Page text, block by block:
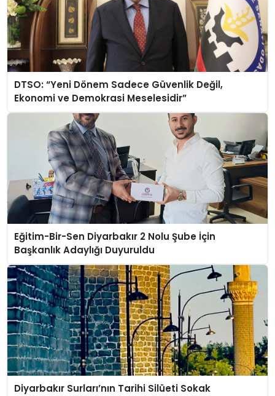
DTSO: “Yeni Dönem Sadece Güvenlik Değil,
Ekonomi ve Demokrasi Meselesidir”
Eğitim-Bir-Sen Diyarbakır 2 Nolu Şube İçin
Başkanlık Adaylığı Duyuruldu
Diyarbakır Surları’nın Tarihi Silüeti Sokak